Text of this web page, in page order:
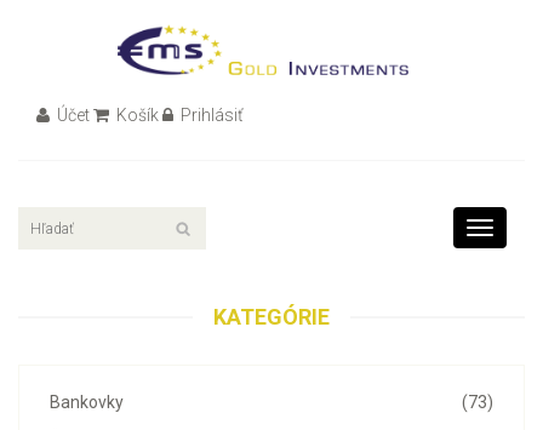
Účet Košík Prihlásiť
Toggle
KATEGÓRIE
(73)
Bankovky